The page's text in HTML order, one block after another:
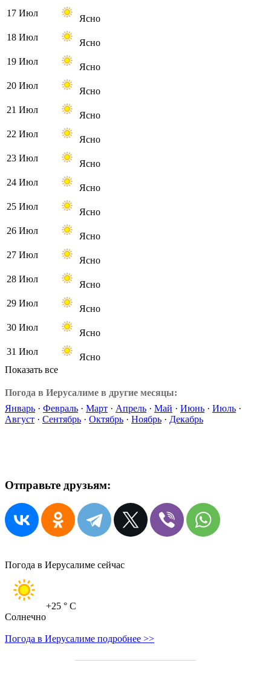
17 Июл
Ясно
18 Июл
Ясно
19 Июл
Ясно
20 Июл
Ясно
21 Июл
Ясно
22 Июл
Ясно
23 Июл
Ясно
24 Июл
Ясно
25 Июл
Ясно
26 Июл
Ясно
27 Июл
Ясно
28 Июл
Ясно
29 Июл
Ясно
30 Июл
Ясно
31 Июл
Ясно
Показать все
Погода в Иерусалиме в другие месяцы:
Январь · Февраль · Март · Апрель · Май · Июнь · Июль ·
Август · Сентябрь · Октябрь · Ноябрь · Декабрь
Отправьте друзьям:
Погода в Иерусалиме сейчас
+25 ° C
Солнечно
Погода в Иерусалиме подробнее >>